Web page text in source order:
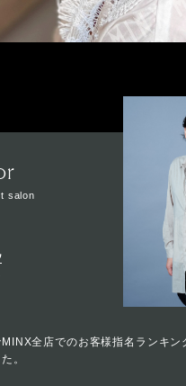
salon
全店でのお客様指名ランキン
。